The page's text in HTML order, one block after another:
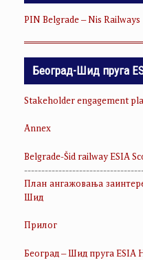
PIN Belgrade – Nis Railways
Београд-Шид пруга
Stakeholder engagement
Annex
Belgrade-Šid railway ESIA
План ангажовања
Шид
Прилог
Београд – Шид пруга ESIA